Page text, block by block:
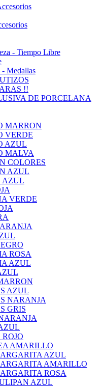
- Tiempo Libre
Medallas
!!
DE PORCELANA
MARRON
VERDE
AZUL
MALVA
COLORES
AZUL
AZUL
VERDE
ROSA
AZUL
AZUL
NARANJA
GRIS
AMARILLO
AZUL
AMARILLO
ROSA
AZUL